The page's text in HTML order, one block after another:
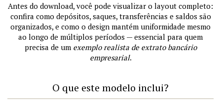
Antes do download, você pode visualizar o layout completo:
confira como depósitos, saques, transferências e saldos são
organizados, e como o design mantém uniformidade mesmo
ao longo de múltiplos períodos — essencial para quem
precisa de um exemplo realista de extrato bancário
empresarial.
O que este modelo inclui?